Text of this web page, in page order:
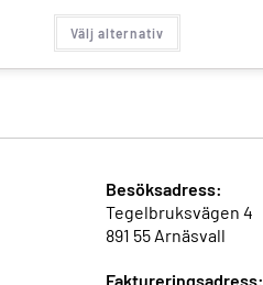
Välj alternativ
Besöksadress:
Tegelbruksvägen 4
891 55 Arnäsvall
Faktureringsadress: